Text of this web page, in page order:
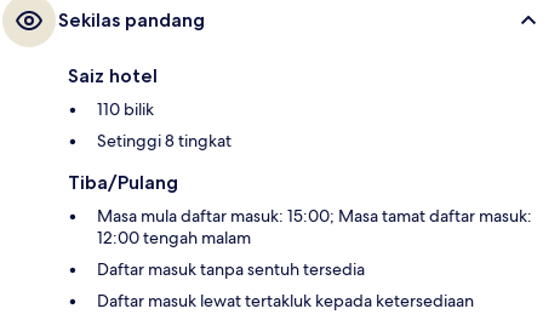
Sekilas pandang
Saiz hotel
110 bilik
Setinggi 8 tingkat
Tiba/Pulang
Masa mula daftar masuk: 15:00; Masa tamat daftar masuk:
12:00 tengah malam
Daftar masuk tanpa sentuh tersedia
Daftar masuk lewat tertakluk kepada ketersediaan